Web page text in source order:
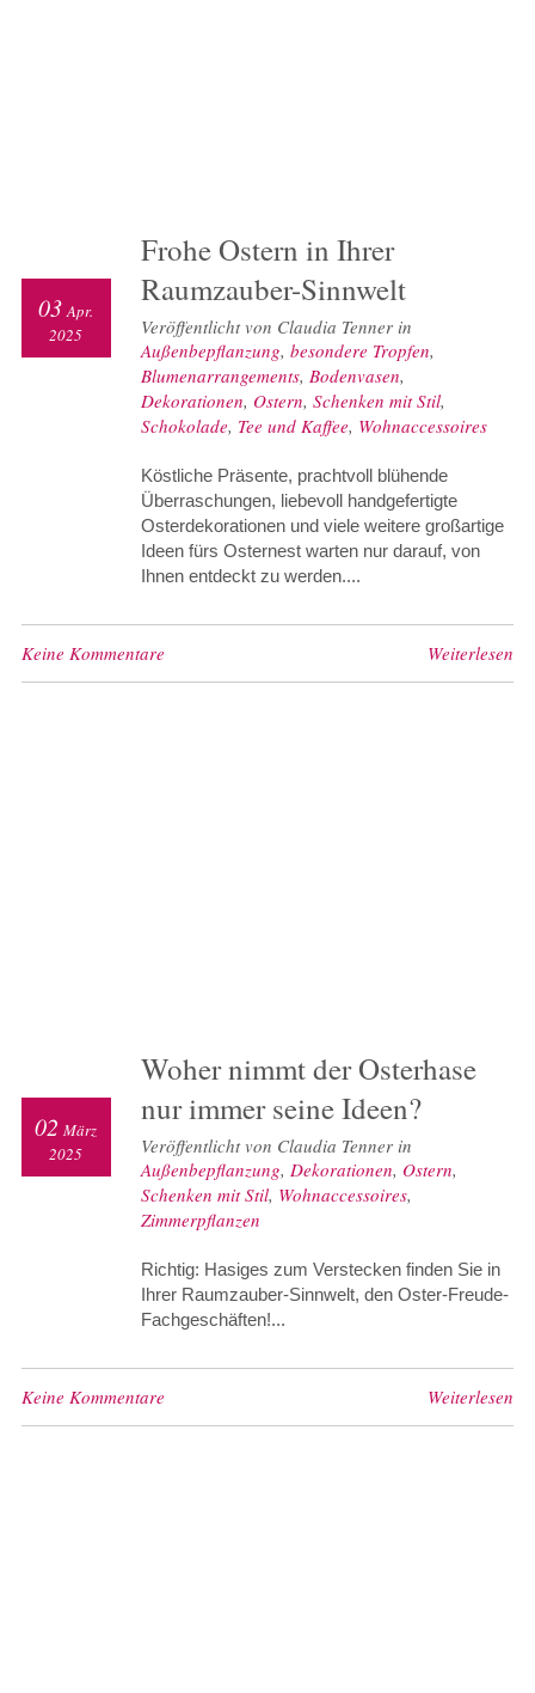
Frohe Ostern in Ihrer
Raumzauber-Sinnwelt
03 Apr.
2025
Veröffentlicht von Claudia Tenner in
Außenbepflanzung, besondere Tropfen,
Blumenarrangements, Bodenvasen,
Dekorationen, Ostern, Schenken mit Stil,
Schokolade, Tee und Kaffee, Wohnaccessoires
Köstliche Präsente, prachtvoll blühende
Überraschungen, liebevoll handgefertigte
Osterdekorationen und viele weitere großartige
Ideen fürs Osternest warten nur darauf, von
Ihnen entdeckt zu werden....
Keine Kommentare Weiterlesen
Woher nimmt der Osterhase
nur immer seine Ideen?
02 März
2025
Veröffentlicht von Claudia Tenner in
Außenbepflanzung, Dekorationen, Ostern,
Schenken mit Stil, Wohnaccessoires,
Zimmerpflanzen
Richtig: Hasiges zum Verstecken finden Sie in
Ihrer Raumzauber-Sinnwelt, den Oster-Freude-
Fachgeschäften!...
Keine Kommentare Weiterlesen